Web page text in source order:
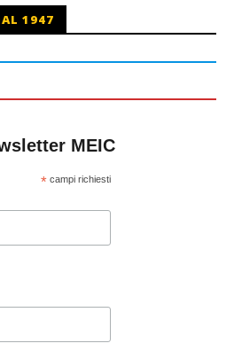
1947
MEIC
*campi richiesti